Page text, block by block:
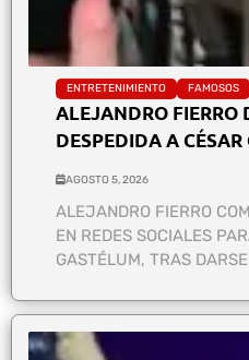
ENTRETENIMIENTO FAMOSOS
ALEJANDRO FIERRO
DESPEDIDA A
AGOSTO 5, 2026
ALEJANDRO FIERRO
EN REDES SOCIALES
GASTÉLUM, TRAS